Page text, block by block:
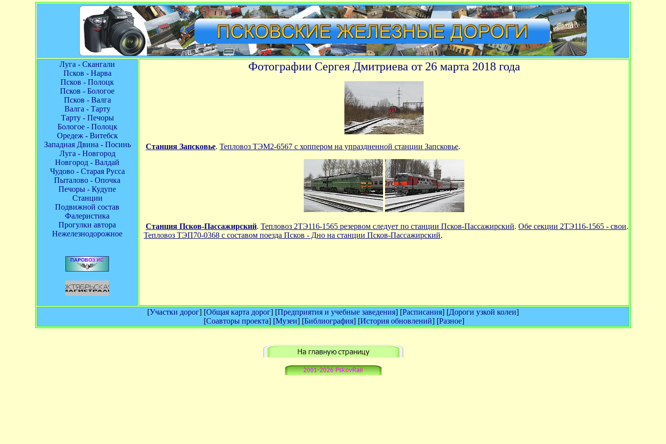
Луга - Скангали
Псков - Нарва
Псков - Полоцк
Псков - Бологое
Псков - Валга
Валга - Тарту
Тарту - Печоры
Бологое - Полоцк
Оредеж - Витебск
Западная Двина - Посинь
Луга - Новгород
Новгород - Валдай
Чудово - Старая Русса
Пыталово - Опочка
Печоры - Кудупе
Станции
Подвижной состав
Фалеристика
Прогулки автора
Нежелезнодорожное
Фотографии Сергея Дмитриева от 26 марта 2018 года
Станция Запсковье. Тепловоз ТЭМ2-6567 с хоппером на упраздненной станции Запсковье.
Станция Псков-Пассажирский. Тепловоз 2ТЭ116-1565 резервом следует по станции Псков-Пассажирский. Обе секции 2ТЭ116-1565 - свои.
Тепловоз ТЭП70-0368 с составом поезда Псков - Дно на станции Псков-Пассажирский.
[Участки дорог] [Общая карта дорог] [Предприятия и учебные заведения] [Расписания] [Дороги узкой колеи]
[Соавторы проекта] [Музеи] [Библиография] [История обновлений] [Разное]